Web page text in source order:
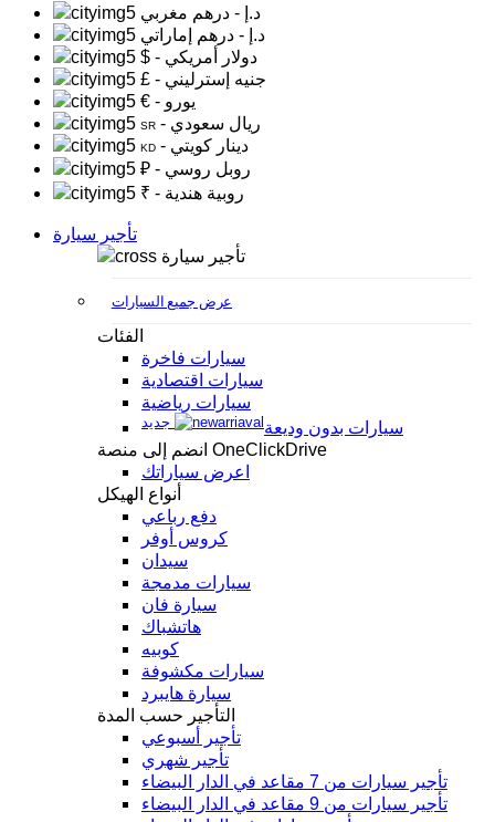
د.إ - درهم مغربي
د.إ - درهم إماراتي
$
- دولار أمريكي
£
- جنيه إسترليني
€
- يورو
SR - ريال سعودي
KD
- دينار كويتي
₽
- روبل روسي
₹
- روبية هندية
تأجير سيارة
تأجير سيارة
عرض جميع السيارات
الفئات
سيارات فاخرة
سيارات اقتصادية
سيارات رياضية
سيارات بدون وديعة
جديد
انضم إلى منصة OneClickDrive
اعرض سياراتك
أنواع الهيكل
دفع رباعي
كروس أوفر
سيدان
سيارات مدمجة
سيارة فان
هاتشباك
كوبيه
سيارات مكشوفة
سيارة هايبرد
التأجير حسب المدة
تأجير أسبوعي
تأجير شهري
تأجير سيارات من 7 مقاعد في الدار البيضاء
تأجير سيارات من 9 مقاعد في الدار البيضاء